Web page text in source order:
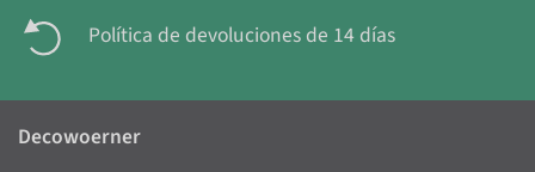
Política de devoluciones de 14 días
Decowoerner